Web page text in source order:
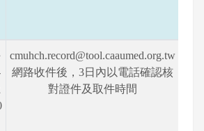
cmuhch.record@tool.caaumed.org.tw
網路收件後，3日內以電話確認核
對證件及取件時間